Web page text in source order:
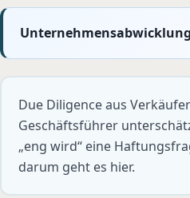
Due Diligence aus
Geschäftsführer
„eng wird“ eine
darum geht es hier.